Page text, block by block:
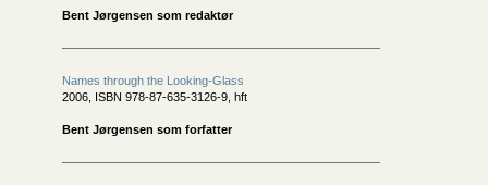
Bent Jørgensen som redaktør
Names through the Looking-Glass
2006, ISBN 978-87-635-3126-9, hft
Bent Jørgensen som forfatter